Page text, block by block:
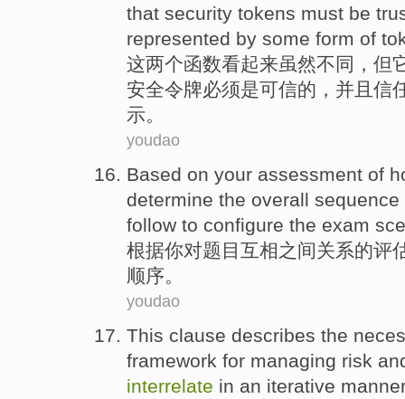
that security tokens must be
represented by some form of
这两个函数看起来虽然不同 ， 但
安全令牌必须是可信的， 并且 信
示。
youdao
Based on your assessment of
determine the overall sequence
follow to configure the exam
根据你对题目互相之间关系的评
顺序。
youdao
This clause describes the
framework for managing risk
interrelate in an iterative